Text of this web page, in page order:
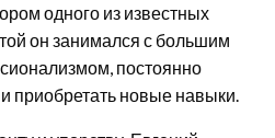
одного из известных
он занимался с большим
постоянно
приобретать новые навыки.